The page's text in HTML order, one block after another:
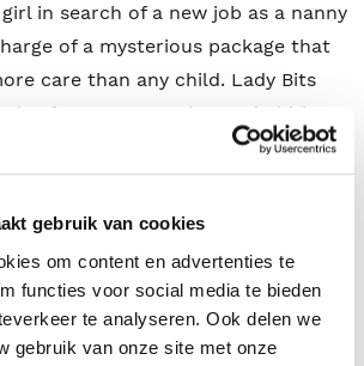
gebruik van cookies
om content en advertenties te
functies voor social media te bieden
te analyseren. Ook delen we
gebruik van onze site met onze
in search of a new job as a nanny
of a mysterious package that
care than any child. Lady Bits
from Bram Stoker and Shirley
author Kate Jonez that
nestled in the female heart.
engage with an often-
revel in evil. Prepare to be
and terrified.